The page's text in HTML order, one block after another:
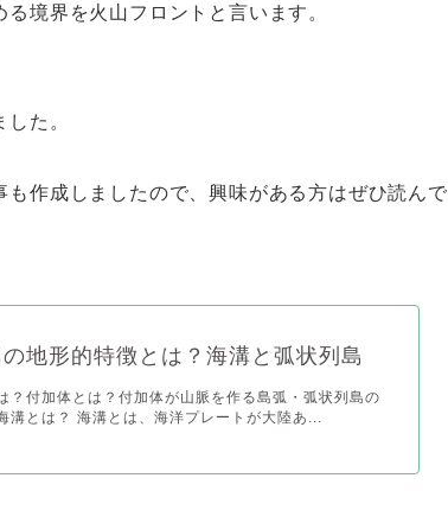
境界を火山フロントと言います。
た。
作成しましたので、興味がある方はぜひ読んで
地形的特徴とは？海溝と弧状列島
？付加体とは？付加体が山脈を作る島弧・弧状列島の
溝とは？ 海溝とは、海洋プレートが大陸あ...